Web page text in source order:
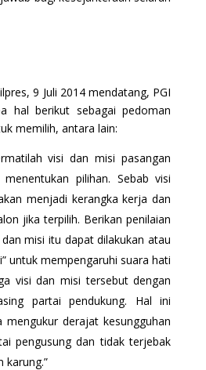
9 Juli 2014 mendatang, PGI
hal berikut sebagai pedoman
memilih, antara lain:
visi dan misi pasangan
pilihan. Sebab visi
menjadi kerangka kerja dan
jika terpilih. Berikan penilaian
misi itu dapat dilakukan atau
untuk mempengaruhi suara hati
visi dan misi tersebut dengan
partai pendukung. Hal ini
mengukur derajat kesungguhan
pengusung dan tidak terjebak
karung.”